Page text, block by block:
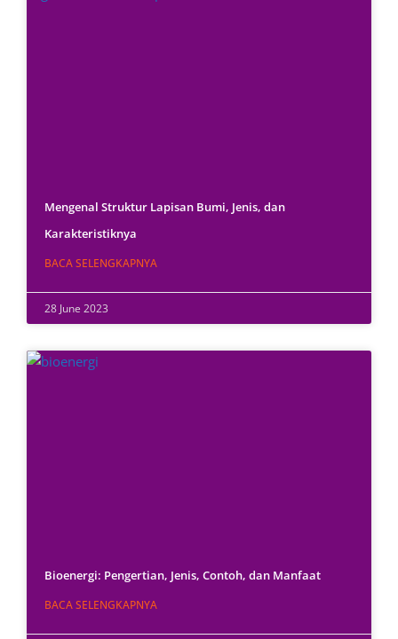
Mengenal Struktur Lapisan Bumi, Jenis, dan
Karakteristiknya
BACA SELENGKAPNYA
28 June 2023
Bioenergi: Pengertian, Jenis, Contoh, dan Manfaat
BACA SELENGKAPNYA